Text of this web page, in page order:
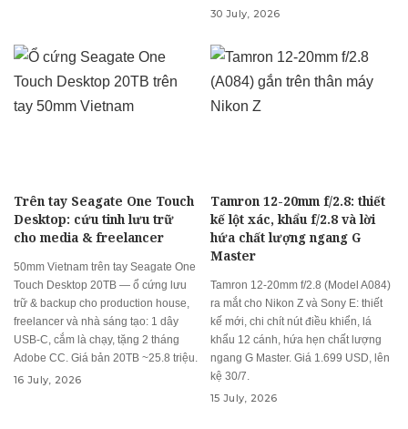
30 July, 2026
Trên tay Seagate One Touch
Desktop: cứu tinh lưu trữ
cho media & freelancer
50mm Vietnam trên tay Seagate One
Touch Desktop 20TB — ổ cứng lưu
trữ & backup cho production house,
freelancer và nhà sáng tạo: 1 dây
USB-C, cắm là chạy, tặng 2 tháng
Adobe CC. Giá bản 20TB ~25.8 triệu.
16 July, 2026
Tamron 12-20mm f/2.8: thiết
kế lột xác, khẩu f/2.8 và lời
hứa chất lượng ngang G
Master
Tamron 12-20mm f/2.8 (Model A084)
ra mắt cho Nikon Z và Sony E: thiết
kế mới, chi chít nút điều khiển, lá
khẩu 12 cánh, hứa hẹn chất lượng
ngang G Master. Giá 1.699 USD, lên
kệ 30/7.
15 July, 2026